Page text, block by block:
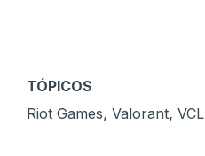
TÓPICOS
Riot Games, Valorant,